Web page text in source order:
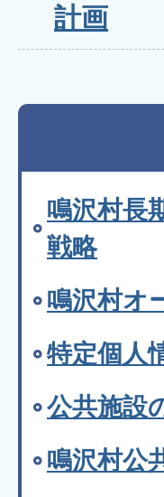
計画
鳴沢村長
戦略
鳴沢村オ
特定個人
公共施設
鳴沢村公